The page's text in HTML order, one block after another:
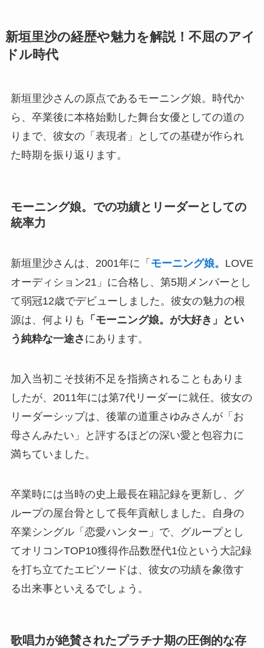
新垣里沙の経歴や魅力を解説！不屈のアイ
ドル時代
新垣里沙さんの原点であるモーニング娘。時代か
ら、卒業後に本格始動した舞台女優としての道の
りまで、彼女の「表現者」としての基礎が作られ
た時期を振り返ります。
モーニング娘。での功績とリーダーとしての
統率力
新垣里沙さんは、2001年に「 モーニング娘。 LOVE
オーディション21」に合格し、第5期メンバーとし
て弱冠12歳でデビューしました。彼女の魅力の根
源は、何よりも
「モーニング娘。が大好き」とい
う純粋な一途さ にあります。
加入当初こそ技術不足を指摘されることもありま
したが、2011年には第7代リーダーに就任。彼女の
リーダーシップは、後輩の道重さゆみさんが「お
母さんみたい」と評するほどの深い愛と包容力に
満ちていました。
卒業時には当時の史上最長在籍記録を更新し、グ
ループの屋台骨として長年貢献しました。自身の
卒業シングル「恋愛ハンター」で、グループとし
てオリコンTOP10獲得作品数歴代1位という大記録
を打ち立てたエピソードは、彼女の功績を象徴す
る出来事といえるでしょう。
歌唱力が絶賛されたプラチナ期の圧倒的な存